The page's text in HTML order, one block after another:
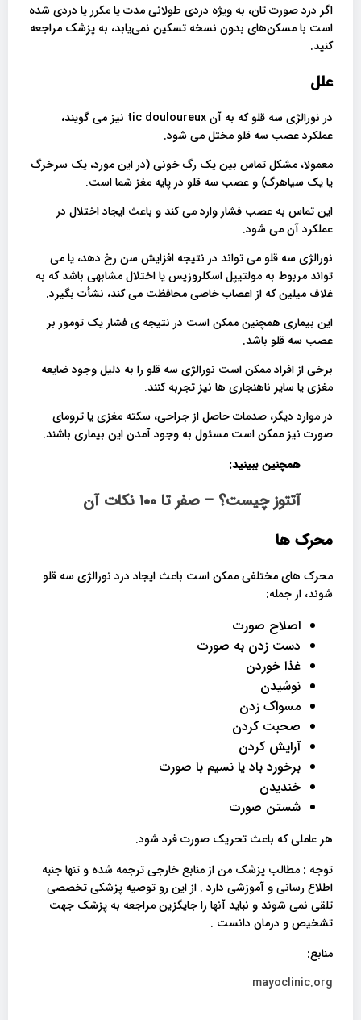
اگر درد صورت تان، به ویژه دردی طولانی مدت یا مکرر یا دردی شده
است با مسکن‌های بدون نسخه تسکین نمی‌یابد، به پزشک مراجعه
کنید.
علل
در نورالژی سه قلو
که به آن tic douloureux نیز می گویند،
عملکرد عصب سه قلو مختل می شود.
معمولا، مشکل تماس بین یک رگ خونی (در این مورد، یک سرخرگ
یا یک سیاهرگ) و عصب سه قلو در پایه مغز شما است.
این تماس به عصب فشار وارد می کند و باعث ایجاد اختلال در
عملکرد آن می شود.
نورالژی سه قلو می تواند در نتیجه افزایش سن رخ دهد، یا می
تواند مربوط به مولتیپل اسکلروزیس یا اختلال مشابهی باشد که به
غلاف میلین که از اعصاب خاصی محافظت می کند، نشأت بگیرد.
این بیماری همچنین ممکن است در نتیجه ی فشار یک تومور بر
عصب سه قلو باشد.
برخی از افراد ممکن است نورالژی سه قلو را به دلیل وجود ضایعه
مغزی یا سایر ناهنجاری ها نیز تجربه کنند.
در موارد دیگر، صدمات حاصل از جراحی، سکته مغزی یا ترومای
صورت نیز ممکن است مسئول به وجود آمدن این بیماری باشند.
همچنین ببینید:
آتتوز چیست؟ – صفر تا 100 نکات آن
محرک ها
محرک های مختلفی ممکن است باعث ایجاد درد نورالژی سه قلو
شوند، از جمله:
اصلاح صورت
دست زدن به صورت
غذا خوردن
نوشیدن
مسواک زدن
صحبت کردن
آرایش کردن
برخورد باد یا نسیم با صورت
خندیدن
شستن صورت
هر عاملی که باعث تحریک صورت فرد شود.
توجه : مطالب پزشک من از منابع خارجی ترجمه شده و تنها جنبه
اطلاع رسانی و آموزشی دارد . از این رو توصیه پزشکی تخصصی
تلقی نمی شوند و نباید آنها را جایگزین مراجعه به پزشک جهت
تشخیص و درمان دانست .
منابع:
mayoclinic.org